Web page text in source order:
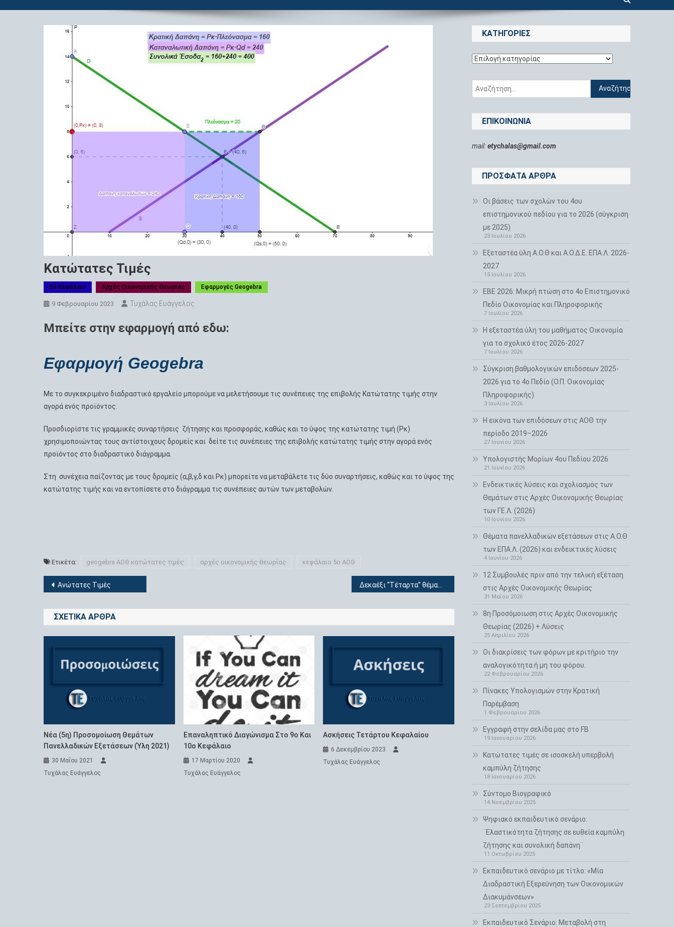
Κατώτατες Τιμές
5ο Κεφάλαιο Αρχές Οικονομικής Θεωρίας Εφαρμογές Geogebra
9 Φεβρουαρίου 2023 Τυχάλας Ευάγγελος
Μπείτε στην εφαρμογή από εδω:
Εφαρμογή Geogebra
Με το συγκεκριμένο διαδραστικό εργαλείο μπορούμε να μελετήσουμε τις συνέπειες της επιβολής Κατώτατης τιμής στην
αγορά ενός προϊόντος.
Προσδιορίστε τις γραμμικές συναρτήσεις ζήτησης και προσφοράς, καθώς και το ύψος της κατώτατης τιμή (Pκ)
χρησιμοποιώντας τους αντίστοιχους δρομείς και δείτε τις συνέπειες της επιβολής κατώτατης τιμής στην αγορά ενός
προϊόντος στο διαδραστικό διάγραμμα.
Στη συνέχεια παίζοντας με τους δρομείς (α,β,γ,δ και Pκ) μπορείτε να μεταβάλετε τις δύο συναρτήσεις, καθώς και το ύψος της
κατώτατης τιμής και να εντοπίσετε στο διάγραμμα τις συνέπειες αυτών των μεταβολών.
Ετικέτα: geogebra ΑΟΘ κατώτατες τιμές αρχές οικονομικής θεωρίας κεφάλαιο 5ο ΑΟΘ
Πλοήγηση
άρθρων
Ανώτατες Τιμές
ΣΧΕΤΙΚΆ ΆΡΘΡΑ
Νέα (5η) Προσομοίωση Θεμάτων
Πανελλαδικών Εξετάσεων (Ύλη 2021)
30 Μαΐου 2021
Τυχάλας Ευάγγελος
Επαναληπτικό Διαγώνισμα Στο 9ο Και
10ο Κεφάλαιο
17 Μαρτίου 2020
Τυχάλας Ευάγγελος
Ασκήσεις Τετάρτου Κεφαλαίου
6 Δεκεμβρίου 2023
Τυχάλας Ευάγγελος
KΑΤΗΓΟΡΊΕΣ
Kατηγορίες
Αναζήτηση
για:
ΕΠΙΚΟΙΝΩΝΊΑ
mail:etychalas@gmail.com
ΠΡΌΣΦΑΤΑ ΆΡΘΡΑ
Οι βάσεις των σχολών του 4ου
επιστημονικού πεδίου για το 2026 (σύγκριση
με 2025)
23 Ιουλίου 2026
Εξεταστέα ύλη Α.Ο.Θ και Α.Ο.Δ.Ε. ΕΠΑ.Λ. 2026-
2027
15 Ιουλίου 2026
ΕΒΕ 2026: Μικρή πτώση στο 4ο Επιστημονικό
Πεδίο Οικονομίας και Πληροφορικής
7 Ιουλίου 2026
H εξεταστέα ύλη του μαθήματος Οικονομία
για το σχολικό έτος 2026-2027
7 Ιουλίου 2026
Σύγκριση βαθμολογικών επιδόσεων 2025-
2026 για το 4ο Πεδίο (Ο.Π. Οικονομίας
Πληροφορικής)
3 Ιουλίου 2026
Η εικόνα των επιδόσεων στις ΑΟΘ την
περίοδο 2019–2026
27 Ιουνίου 2026
Υπολογιστής Μορίων 4ου Πεδίου 2026
21 Ιουνίου 2026
Ενδεικτικές λύσεις και σχολιασμός των
Θεμάτων στις Αρχές Οικονομικής Θεωρίας
των ΓΕ.Λ. (2026)
10 Ιουνίου 2026
Θέματα πανελλαδικών εξετάσεων στις Α.Ο.Θ
των ΕΠΑ.Λ. (2026) και ενδεικτικές λύσεις
4 Ιουνίου 2026
12 Συμβουλές πριν από την τελική εξέταση
στις Αρχές Οικονομικής Θεωρίας
31 Μαΐου 2026
8η Προσόμοιωση στις Αρχές Οικονομικής
Θεωρίας (2026) + Λύσεις
25 Απριλίου 2026
Οι διακρίσεις των φόρων με κριτήριο την
αναλογικότητα ή μη του φόρου.
22 Φεβρουαρίου 2026
Πίνακες Υπολογισμών στην Κρατική
Παρέμβαση
1 Φεβρουαρίου 2026
Εγγραφή στην σελίδα μας στο FB
19 Ιανουαρίου 2026
Κατώτατες τιμές σε ισοσκελή υπερβολή
καμπύλη ζήτησης
18 Ιανουαρίου 2026
Σύντομο Βιογραφικό
14 Νοεμβρίου 2025
Ψηφιακό εκπαιδευτικό σενάριο:
¨Ελαστικότητα ζήτησης σε ευθεία καμπύλη
ζήτησης και συνολική δαπάνη¨
11 Οκτωβρίου 2025
Εκπαιδευτικό σενάριο με τίτλο: «Μία
Διαδραστική Εξερεύνηση των Οικονομικών
Διακυμάνσεων»
23 Σεπτεμβρίου 2025
Εκπαιδευτικό Σενάριο: Μεταβολή στη